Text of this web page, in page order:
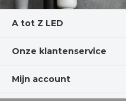
A tot Z LED
Onze klantenservice
Mijn account